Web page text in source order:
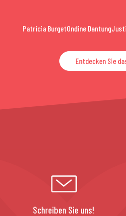
Patricia BurgetOndine Dantung
Entdecken Sie
Schreiben Sie uns!